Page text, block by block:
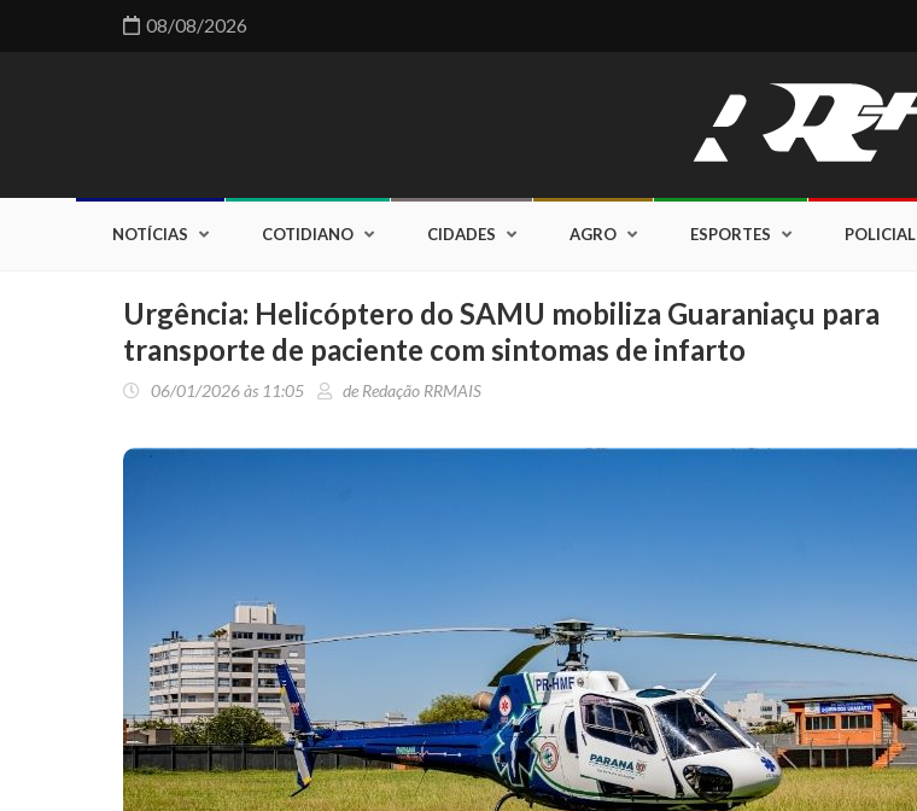
08/08/2026
NOTÍCIAS COTIDIANO CIDADES AGRO ESPORTES POLICIAL
Urgência: Helicóptero do SAMU mobiliza Guaraniaçu para
transporte de paciente com sintomas de infarto
06/01/2026 às 11:05 de Redação RRMAIS